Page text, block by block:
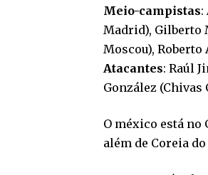
Meio-campistas:
Madrid), Gilberto
Moscou), Roberto
Atacantes: Raúl
González
O méxico está no
além de Coreia